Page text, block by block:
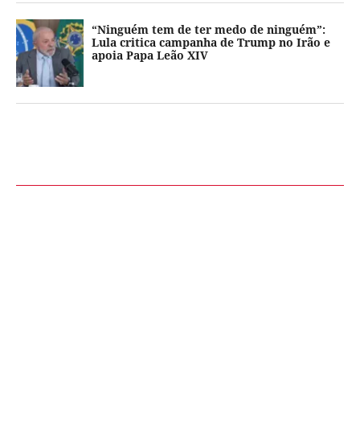
“Ninguém tem de ter medo de ninguém”:
Lula critica campanha de Trump no Irão e
apoia Papa Leão XIV